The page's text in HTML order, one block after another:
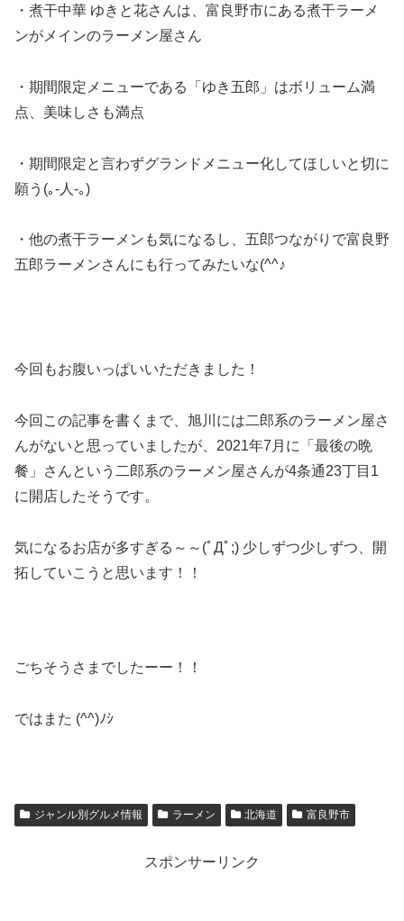
・煮干中華 ゆきと花さんは、富良野市にある煮干ラーメ
ンがメインのラーメン屋さん
・期間限定メニューである「ゆき五郎」はボリューム満
点、美味しさも満点
・期間限定と言わずグランドメニュー化してほしいと切に
願う(｡-人-｡)
・他の煮干ラーメンも気になるし、五郎つながりで富良野
五郎ラーメンさんにも行ってみたいな(^^♪
今回もお腹いっぱいいただきました！
今回この記事を書くまで、旭川には二郎系のラーメン屋さ
んがないと思っていましたが、2021年7月に「最後の晩
餐」さんという二郎系のラーメン屋さんが4条通23丁目1
に開店したそうです。
気になるお店が多すぎる～～(ﾟДﾟ;) 少しずつ少しずつ、開
拓していこうと思います！！
ごちそうさまでしたーー！！
ではまた (^^)ﾉｼ
ジャンル別グルメ情報 ラーメン 北海道 富良野市
スポンサーリンク